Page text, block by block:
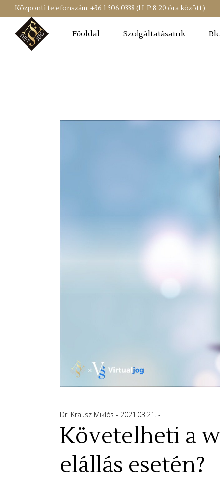
Központi telefonszám: +36 1 506 0338 (H-P 8-20 óra között)
Főoldal Szolgáltatásaink
Dr. Krausz Miklós 2021.03.21.
Követelheti a
elállás esetén?